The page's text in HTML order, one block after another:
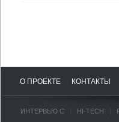
О ПРОЕКТЕ КОНТАКТЫ
ИНТЕРВЬЮ С HI-TECH